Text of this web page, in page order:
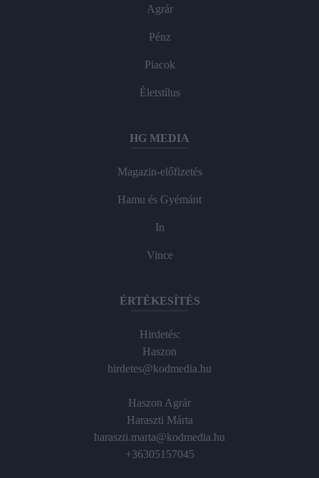
Agrár
Pénz
Piacok
Életstílus
HG MEDIA
Magazin-előfizetés
Hamu és Gyémánt
In
Vince
ÉRTÉKESÍTÉS
Hirdetés:
Haszon
hirdetes@kodmedia.hu
Haszon Agrár
Haraszti Márta
haraszti.marta@kodmedia.hu
+36305157045